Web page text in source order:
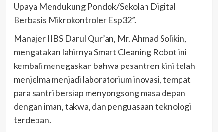
Upaya Mendukung Pondok/Sekolah Digital
Berbasis Mikrokontroler Esp32”.
Manajer IIBS Darul Qur’an, Mr. Ahmad Solikin,
mengatakan lahirnya Smart Cleaning Robot ini
kembali menegaskan bahwa pesantren kini telah
menjelma menjadi laboratorium inovasi, tempat
para santri bersiap menyongsong masa depan
dengan iman, takwa, dan penguasaan teknologi
terdepan.